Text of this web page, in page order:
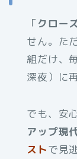
「クロー
せん。た
組だけ、
深夜）に
でも、安
アップ現
ストで見